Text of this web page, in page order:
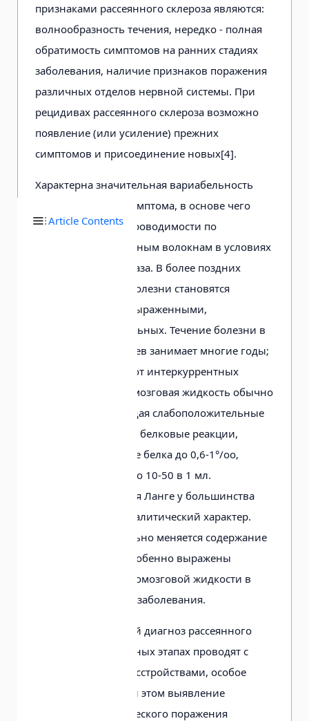
Article Contents
признаками рассеянного склероза являются:
волнообразность течения, нередко - полная
обратимость симптомов на ранних стадиях
заболевания, наличие признаков поражения
различных отделов нервной системы. При
рецидивах рассеянного склероза возможно
появление (или усиление) прежних
симптомов и присоединение новых[4].
Характерна значительная вариабельность
одного и того же симптома, в основе чего
лежат изменения проводимости по
демиелинизированным волокнам в условиях
изменения гомеостаза. В более поздних
стадиях признаки болезни становятся
стойкими и резко выраженными,
инвалидизируя больных. Течение болезни в
большинстве случаев занимает многие годы;
летальный исход - от интеркуррентных
инфекций. Спинномозговая жидкость обычно
прозрачная, имеющая слабоположительные
или отрицательные белковые реакции,
нередко повышение белка до 0,6-1°/оо,
иногда плеоцитоз до 10-50 в 1 мл.
Коллоидная реакция Ланге у большинства
больных имеет паралитический характер.
Наиболее значительно меняется содержание
IgG-глобулинов. Особенно выражены
изменения в спинномозговой жидкости в
период обострения заболевания.
Дифференциальный диагноз рассеянного
склероза на начальных этапах проводят с
невротическими расстройствами, особое
значение имеет при этом выявление
признаков органического поражения